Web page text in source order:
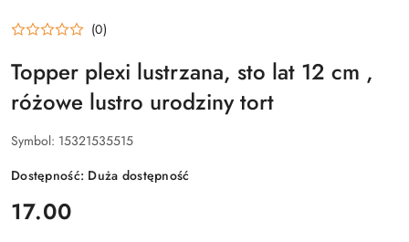
(0)
Topper plexi lustrzana, sto lat 12 cm ,
różowe lustro urodziny tort
Symbol: 15321535515
Dostępność: Duża dostępność
cena:
17.00